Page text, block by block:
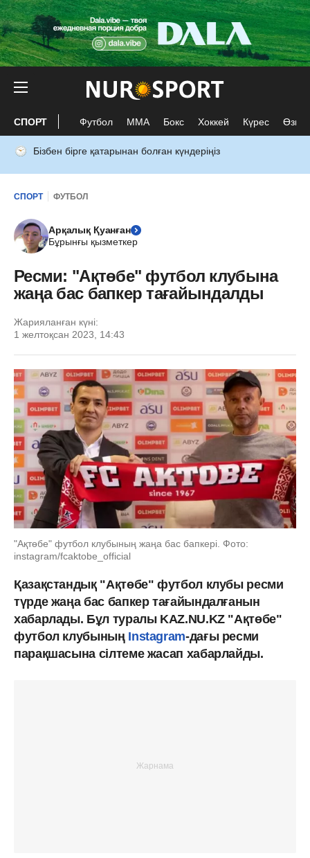
СПОРТ Футбол ММА Бокс Хоккей Күрес Өзге
Бізбен бірге қатарынан болған күндеріңіз
СПОРТ ФУТБОЛ
Арқалық Қуанған
Бұрынғы қызметкер
Ресми: "Ақтөбе" футбол клубына
жаңа бас бапкер тағайындалды
Жарияланған күні:
1 желтоқсан 2023, 14:43
"Ақтөбе" футбол клубының жаңа бас бапкері. Фото:
instagram/fcaktobe_official
Қазақстандық "Ақтөбе" футбол клубы ресми
түрде жаңа бас бапкер тағайындалғанын
хабарлады. Бұл туралы KAZ.NU.KZ "Ақтөбе"
футбол клубының Instagram-дағы ресми
парақшасына сілтеме жасап хабарлайды.